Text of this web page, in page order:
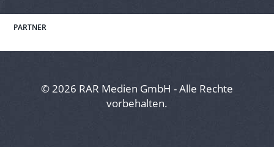
PARTNER
© 2026 RAR Medien GmbH - Alle Rechte
vorbehalten.